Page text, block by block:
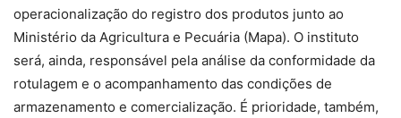
operacionalização do registro dos produtos junto ao
Ministério da Agricultura e Pecuária (Mapa). O instituto
será, ainda, responsável pela análise da conformidade da
rotulagem e o acompanhamento das condições de
armazenamento e comercialização. É prioridade, também,